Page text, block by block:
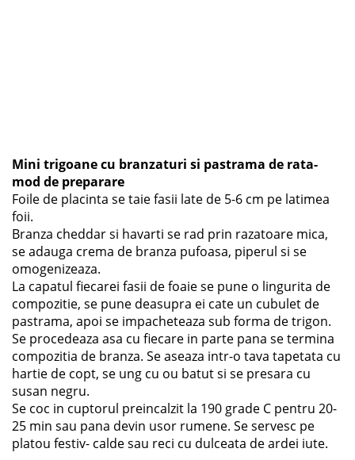
Mini trigoane cu branzaturi si pastrama de rata-
mod de preparare
Foile de placinta se taie fasii late de 5-6 cm pe latimea
foii.
Branza cheddar si havarti se rad prin razatoare mica,
se adauga crema de branza pufoasa, piperul si se
omogenizeaza.
La capatul fiecarei fasii de foaie se pune o lingurita de
compozitie, se pune deasupra ei cate un cubulet de
pastrama, apoi se impacheteaza sub forma de trigon.
Se procedeaza asa cu fiecare in parte pana se termina
compozitia de branza. Se aseaza intr-o tava tapetata cu
hartie de copt, se ung cu ou batut si se presara cu
susan negru.
Se coc in cuptorul preincalzit la 190 grade C pentru 20-
25 min sau pana devin usor rumene. Se servesc pe
platou festiv- calde sau reci cu dulceata de ardei iute.